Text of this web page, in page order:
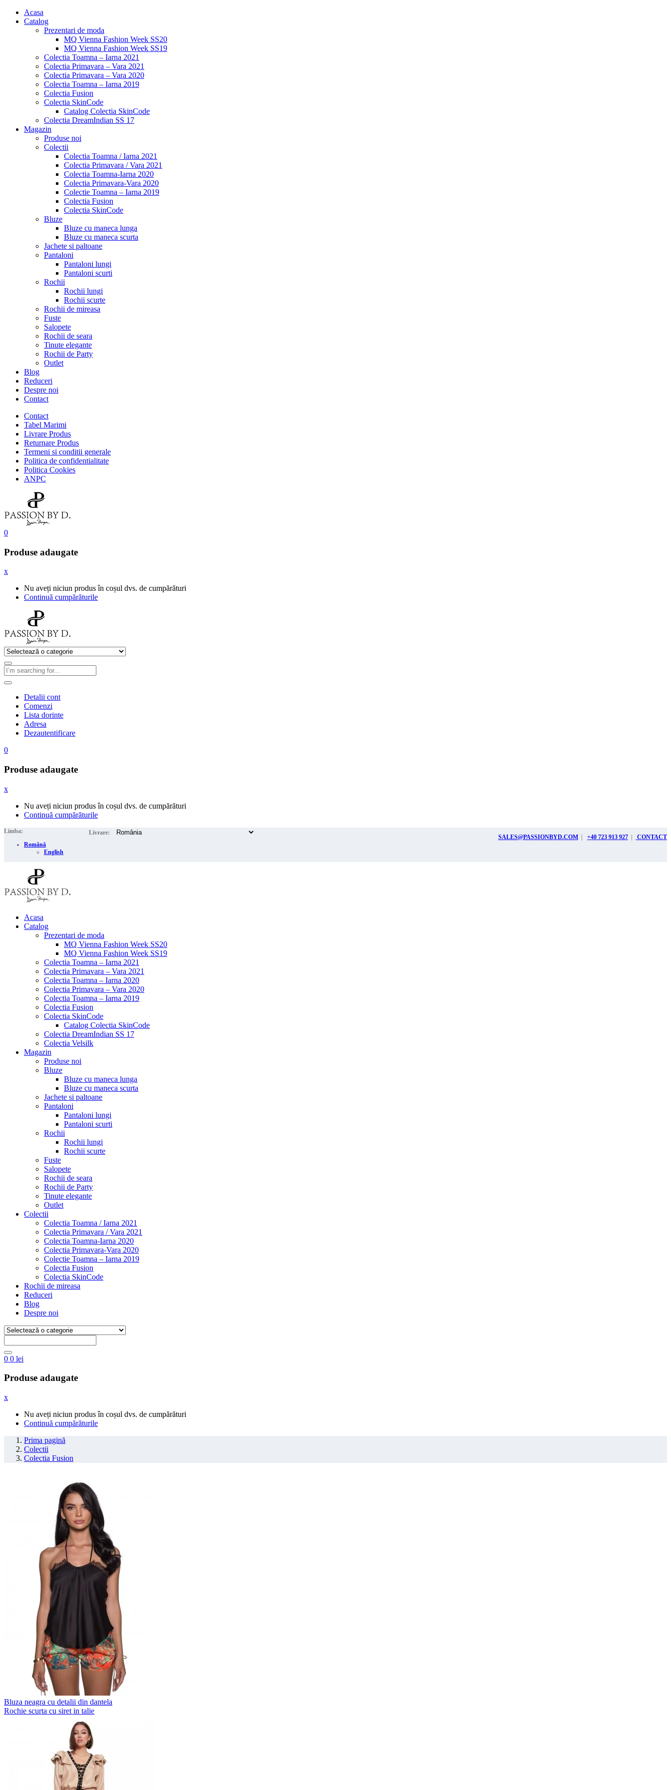
Acasa
Catalog
Prezentari de moda
MQ Vienna Fashion Week SS20
MQ Vienna Fashion Week SS19
Colectia Toamna – Iarna 2021
Colectia Primavara – Vara 2021
Colectia Primavara – Vara 2020
Colectia Toamna – Iarna 2019
Colectia Fusion
Colectia SkinCode
Catalog Colectia SkinCode
Colectia DreamIndian SS 17
Magazin
Produse noi
Colectii
Colectia Toamna / Iarna 2021
Colectia Primavara / Vara 2021
Colectia Toamna-Iarna 2020
Colectia Primavara-Vara 2020
Colectie Toamna – Iarna 2019
Colectia Fusion
Colectia SkinCode
Bluze
Bluze cu maneca lunga
Bluze cu maneca scurta
Jachete si paltoane
Pantaloni
Pantaloni lungi
Pantaloni scurti
Rochii
Rochii lungi
Rochii scurte
Rochii de mireasa
Fuste
Salopete
Rochii de seara
Tinute elegante
Rochii de Party
Outlet
Blog
Reduceri
Despre noi
Contact
Contact
Tabel Marimi
Livrare Produs
Returnare Produs
Termeni si conditii generale
Politica de confidentialitate
Politica Cookies
ANPC
0
Produse adaugate
x
Nu aveți niciun produs în coșul dvs. de cumpărături
Continuă cumpărăturile
Detalii cont
Comenzi
Lista dorinte
Adresa
Dezautentificare
0
Produse adaugate
x
Nu aveți niciun produs în coșul dvs. de cumpărături
Continuă cumpărăturile
Limba:
Română
English
Livrare:
SALES@PASSIONBYD.COM | +40 723 913 927 | CONTACT
Acasa
Catalog
Prezentari de moda
MQ Vienna Fashion Week SS20
MQ Vienna Fashion Week SS19
Colectia Toamna – Iarna 2021
Colectia Primavara – Vara 2021
Colectia Toamna – Iarna 2020
Colectia Primavara – Vara 2020
Colectia Toamna – Iarna 2019
Colectia Fusion
Colectia SkinCode
Catalog Colectia SkinCode
Colectia DreamIndian SS 17
Colectia Velsilk
Magazin
Produse noi
Bluze
Bluze cu maneca lunga
Bluze cu maneca scurta
Jachete si paltoane
Pantaloni
Pantaloni lungi
Pantaloni scurti
Rochii
Rochii lungi
Rochii scurte
Fuste
Salopete
Rochii de seara
Rochii de Party
Tinute elegante
Outlet
Colectii
Colectia Toamna / Iarna 2021
Colectia Primavara / Vara 2021
Colectia Toamna-Iarna 2020
Colectia Primavara-Vara 2020
Colectie Toamna – Iarna 2019
Colectia Fusion
Colectia SkinCode
Rochii de mireasa
Reduceri
Blog
Despre noi
0 0 lei
Produse adaugate
x
Nu aveți niciun produs în coșul dvs. de cumpărături
Continuă cumpărăturile
Prima pagină
Colectii
Colectia Fusion
Bluza neagra cu detalii din dantela
Rochie scurta cu siret in talie